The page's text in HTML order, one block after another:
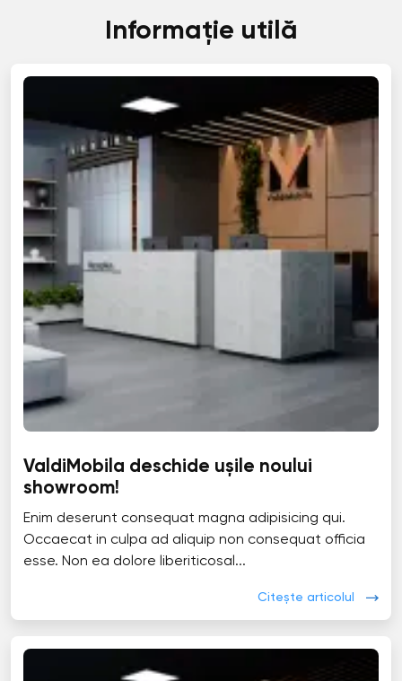
Informație utilă
ValdiMobila deschide ușile noului
showroom!
Enim deserunt consequat magna adipisicing qui.
Occaecat in culpa ad aliquip non consequat officia
esse. Non ea dolore liberiticosal...
Citește articolul